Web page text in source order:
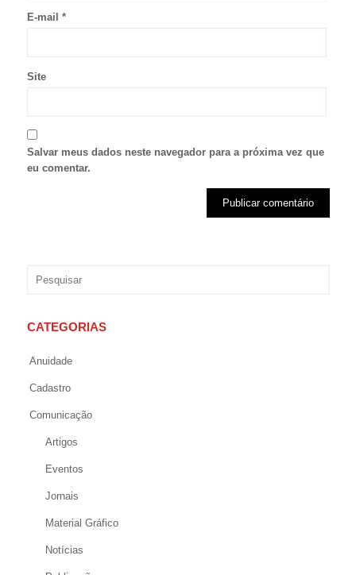
E-mail *
Site
Salvar meus dados neste navegador para a próxima vez que
eu comentar.
CATEGORIAS
Anuidade
Cadastro
Comunicação
Artigos
Eventos
Jornais
Material Gráfico
Notícias